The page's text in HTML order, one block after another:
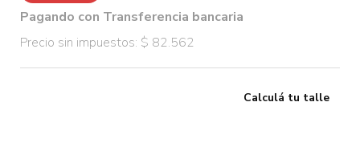
Pagando con Transferencia bancaria
Precio sin impuestos: $ 82.562
Calculá tu talle